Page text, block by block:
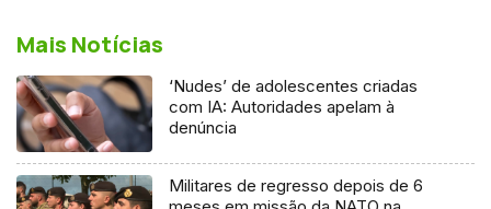
Mais Notícias
‘Nudes’ de adolescentes criadas
com IA: Autoridades apelam à
denúncia
Militares de regresso depois de 6